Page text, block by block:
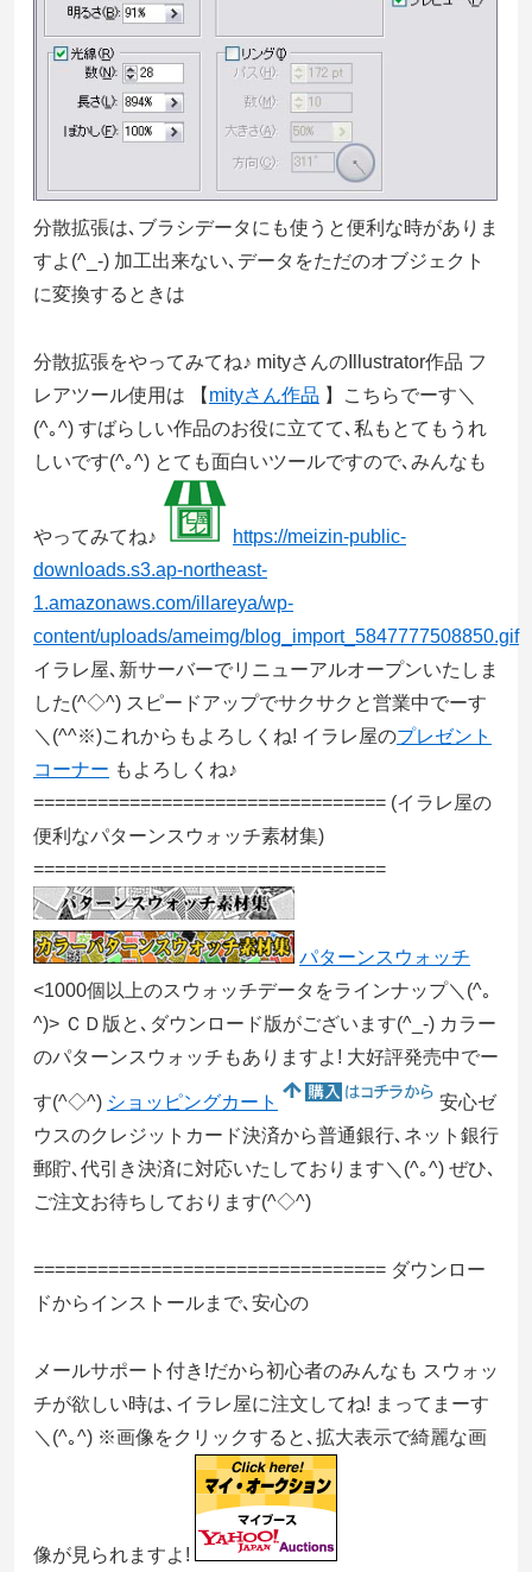
分散拡張は､ブラシデータにも使うと便利な時がありま
すよ(^_-) 加工出来ない､データをただのオブジェクト
に変換するときは
分散拡張をやってみてね♪ mityさんのIllustrator作品 フ
レアツール使用は 【 mityさん作品 】こちらでーす＼
(^｡^) すばらしい作品のお役に立てて､私もとてもうれ
しいです(^｡^) とても面白いツールですので､みんなも
やってみてね♪
https://meizin-public-
downloads.s3.ap-northeast-
1.amazonaws.com/illareya/wp-
content/uploads/ameimg/blog_import_5847777508850.gif
イラレ屋､新サーバーでリニューアルオープンいたしま
した(^◇^) スピードアップでサクサクと営業中でーす
＼(^^※)これからもよろしくね! イラレ屋のプレゼント
コーナー もよろしくね♪
================================= (イラレ屋の
便利なパターンスウォッチ素材集)
=================================
パターンスウォッチ
<1000個以上のスウォッチデータをラインナップ＼(^｡
^)> ＣＤ版と､ダウンロード版がございます(^_-) カラー
のパターンスウォッチもありますよ! 大好評発売中でー
す(^◇^) ショッピングカート
安心ゼ
ウスのクレジットカード決済から普通銀行､ネット銀行
郵貯､代引き決済に対応いたしております＼(^｡^) ぜひ､
ご注文お待ちしております(^◇^)
================================= ダウンロー
ドからインストールまで､安心の
メールサポート付き!だから初心者のみんなも スウォッ
チが欲しい時は､イラレ屋に注文してね! まってまーす
＼(^｡^) ※画像をクリックすると､拡大表示で綺麗な画
像が見られますよ!